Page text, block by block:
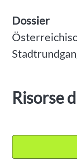
Dossier
Risorse